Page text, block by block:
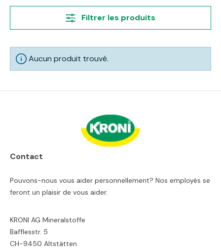
Filtrer les produits
Aucun produit trouvé.
Contact
Pouvons-nous vous aider personnellement? Nos employés se
feront un plaisir de vous aider.
KRONI AG Mineralstoffe
Bafflesstr. 5
CH-9450 Altstätten